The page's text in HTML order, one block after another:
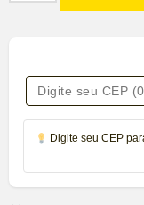
Digite seu CEP